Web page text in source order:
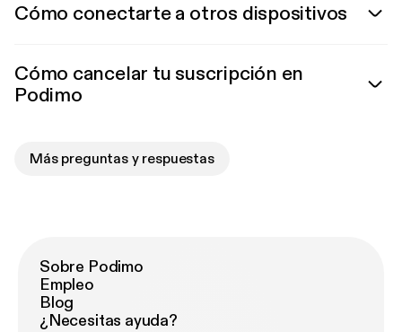
Cómo conectarte a otros dispositivos
Cómo cancelar tu suscripción en
Podimo
Más preguntas y respuestas
Sobre Podimo
Empleo
Blog
¿Necesitas ayuda?